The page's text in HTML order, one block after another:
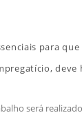
para
deve
será